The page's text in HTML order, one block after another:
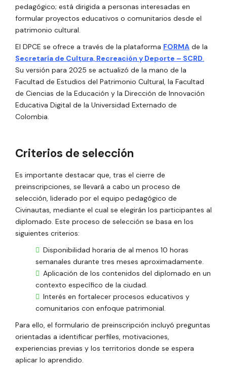
pedagógico; está dirigida a personas interesadas en
formular proyectos educativos o comunitarios desde el
patrimonio cultural.
El DPCE se ofrece a través de la plataforma FORMA de la
Secretaría de Cultura, Recreación y Deporte – SCRD
Su versión para 2025 se actualizó de la mano de la
Facultad de Estudios del Patrimonio Cultural, la Facultad
de Ciencias de la Educación y la Dirección de Innovación
Educativa Digital de la Universidad Externado de
Colombia.
Criterios de selección
Es importante destacar que, tras el cierre de
preinscripciones, se llevará a cabo un proceso de
selección, liderado por el equipo pedagógico de
Civinautas, mediante el cual se elegirán los participantes al
diplomado. Este proceso de selección se basa en los
siguientes criterios:
Disponibilidad horaria de al menos 10 horas
semanales durante tres meses aproximadamente.
Aplicación de los contenidos del diplomado en un
contexto específico de la ciudad.
Interés en fortalecer procesos educativos y
comunitarios con enfoque patrimonial.
Para ello, el formulario de preinscripción incluyó preguntas
orientadas a identificar perfiles, motivaciones,
experiencias previas y los territorios donde se espera
aplicar lo aprendido.